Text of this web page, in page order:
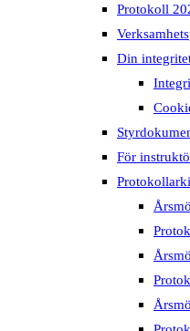
Protokoll
Din
För